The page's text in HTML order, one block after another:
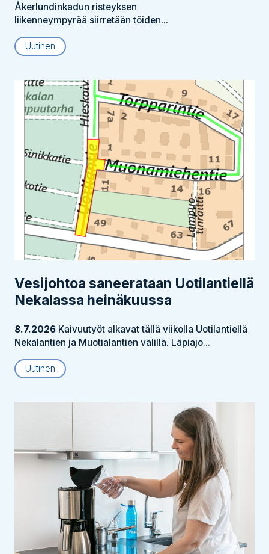
Åkerlundinkadun risteyksen
liikenneympyrää siirretään töiden...
Uutinen
Vesijohtoa saneerataan Uotilantiellä
Nekalassa heinäkuussa
8.7.2026 Kaivuutyöt alkavat tällä viikolla Uotilantiellä
Nekalantien ja Muotialantien välillä. Läpiajo...
Uutinen